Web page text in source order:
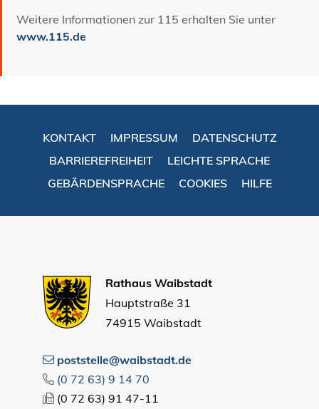
Weitere Informationen zur 115 erhalten Sie unter
www.115.de
KONTAKT IMPRESSUM
DATENSCHUTZ
BARRIEREFREIHEIT
LEICHTE SPRACHE
GEBÄRDENSPRACHE
COOKIES HILFE
Rathaus Waibstadt
Hauptstraße 31
74915 Waibstadt
poststelle@waibstadt.de
(0 72 63) 9 14 70
(0 72 63) 91 47-11